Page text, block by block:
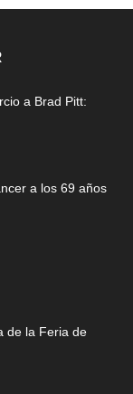
a Brad Pitt:
a los 69 años
de la Feria de